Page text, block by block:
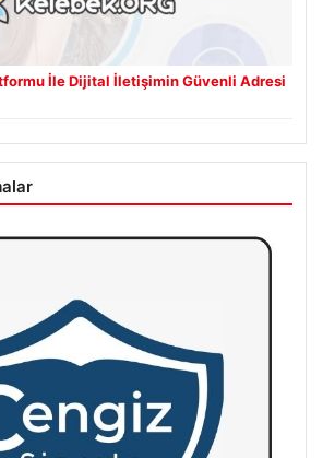
İle Dijital İletişimin Güvenli Adresi